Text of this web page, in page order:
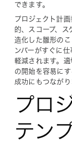
できます。
プロジェクト計
的、スコープ、
造化した雛形の
ンバーがすぐに
軽減されます。
の開始を容易に
成功にもつながり
プロ
テン